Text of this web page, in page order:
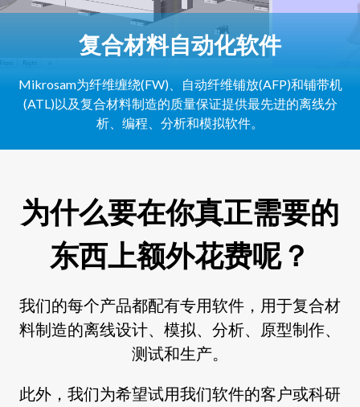
复合材料自动化软件
Mikrosam为纤维缠绕(FW)、自动纤维铺放(AFP)和铺带机
(ATL)以及复合材料制造的质量保证提供最先进的离线分
析、编程、分析和模拟软件。
为什么要在你真正需要的
东西上额外花费呢？
我们的每个产品都配有专用软件，用于复合材
料制造的离线设计、模拟、分析、原型制作、
测试和生产。
此外，我们为希望试用我们软件的客户或科研